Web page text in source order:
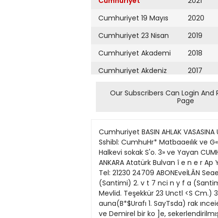
Cumhuriyet 19 Mayıs
Cumhuriyet 23 Nisan
Cumhuriyet Akademi
Cumhuriyet Akdeniz
Cumhuriyet Alışveriş
Cumhuriyet Ankara
Cumhuriyet Büyük
Taaruz
Cumhuriyet
Cumartesi
Cumhuriyet Çevre
2020
2019
2018
2017
2016
2015
2013
2012
2011
2010
2009
Our Subscribers Can Login And
Page
Cumhuriyet BASIN AHLAK VASASINA UYV.vı r.A^IİHUT EDtR ^ + * ^t • 0 Baıan N'AZIME NADİ • Genel Yayın Müdiirü: 0 Sorumiu Vazı tşKri • Sshibl: CumhuHr* Matbaaeılık ve G«x*t*e!Hk T . A * ı t i M ECVET GÜRESİN Müdürü: OĞUZ 3CUEN BÜROLAR Gazeteciük T.A.Ş. Cağaloğlu Halkevi sokak S'o. 3» ve Yayan CUMHUlltYET MATBAAC1ZIK v« Gün*y fTleri • KurukSprO 34. »okalc No. 40 Auan» . Teiefon: 4530 3924 """••^ ANKARA Atatürk Bulvan î e n e r Ap Yenişehir Teiefon: 12 09 2ü 12 09 66 ]2 95 44 17 57 35 A IZMtR: Fevzipnsa FijK'nı AîşaroğJu İjham 101 105 Tel: 21230 24709 ABONEveİLÂN Seaelfk « Aylık 3 Aylık 1 Aylık Tun İçi Ymrl D ı p 15» 270 HO J35 44 67.5» 15 22 50 Bajlık (MaJttu) 3 üncü sayta (Santimi) 2. v t 7 nci n y f a (Santiml) , 4 5 « ncı sayfa (Santlmi) Nişan. Nikâh. Evlenroe, Doğum Ölüm, Mevfid, Teşekküı (5 Cm.) Ölüm. Mevlid. Teşekkür 23 Unctl <S Cm.) 3M 1 4 » «4 • 5S • 50 • 83 » 190 » IM » SAYIS1 5* KURUŞ (Baştarafı 1. îSayfada) da madd<?sınden örnekler auna(B*$Urafı 1. SayTsda) rak ınceienmesı ıçin yetkililere Öte yandan AP ortak grupu buverildığını, daha zıyade, reçellergün toplanacak ve Demirel bir ko ]e, sekerlendirilmış gıda maddenuşma yapacaktır. Demirel'in bu ierinin Cyclomate maddesiyle şekonuşmasında seçim sonuçlarmı kerltr.oırı:mış oıabıleceğı iizercntahlii edeceği one sürülmektedir de durularak Sağlık Bakanlıgı Ortak grup toplantısindan sonra TeşK:iaima genelge göndenp koAP Millet Meclisi Grupu topiananu üzerınde dikkatle durulmasıcak, grup başkanvekilleriyle grup nır. ısterıdığinl bıldırmitir yönetitn kurulu üyeleri seçim; yaD:i»r taraftan, SağUk pacaktır. lıgı, içinde Cyclomate madd«si \ Bilgiççilerle Yeminliler buıunaugu ollinen şeker hastalı ' gı ıiıçi, nndan önemli miktarda ] Grup yöneticileri seçimini.n B i topıatarak Farmakoloji Enstitügiç'çiler ü? Yeminiiler mücadelesi süne gondermiştır. şeklinde geçeceği ve bu seçimin Tetkiklerın netıcesı en geç bir grup içinde Bilgiç'çilerin mi yokhatta ıçmde aünarak kamu oyusa Yeminli'erin mi daha kuvvetü na duyuruiacak. ıçınde Cyclomat oîduğunu gösterecegi belirtilmek maddesı oulunduğu, zararü oldutedir. . gu anlaşılan tnaddelerin satışı ya Söylentilere bakılırsa Bilgiç'çiler sgkianacaktır. grup ba^kanvekillikleri için altı Kanser ıizmam doktorlar bu isim tesbit etmişlerdir. Bun'ar: konuda ja bilgiyi vermektedirEtem Kılıçoğlu. Orhan Dcnciz, AH ler: Naili Erdem, Kemal Ziya Örtiirk, Kadri Eroğan ve Ekrem DikmenProf. Dr. dir. Ancak Ekrem Dikmen ile Etem Kılıçoğlu görev almak isteCihat Abaoğlu memişlerdir. Diğer isimler arasm«Bu mesele beni yakinen ilgida iki aday ise Bilgiç'çilerin ken lendınvur. On yüdır